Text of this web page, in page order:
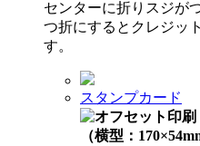
センターに折りスジが
つ折にするとクレジッ
す。
スタンプカード
（横型：